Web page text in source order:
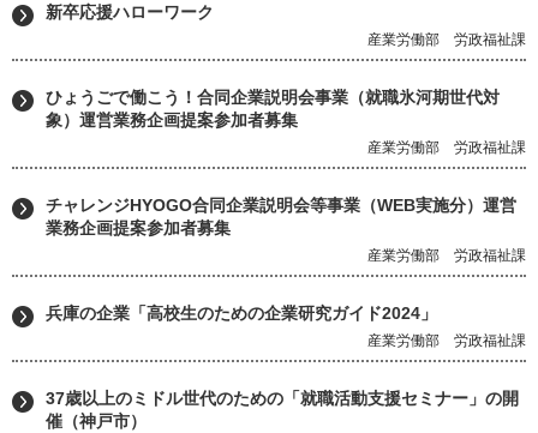
新卒応援ハローワーク
産業労働部 労政福祉課
ひょうごで働こう！合同企業説明会事業（就職氷河期世代対
象）運営業務企画提案参加者募集
産業労働部 労政福祉課
チャレンジHYOGO合同企業説明会等事業（WEB実施分）運営
業務企画提案参加者募集
産業労働部 労政福祉課
兵庫の企業「高校生のための企業研究ガイド2024」
産業労働部 労政福祉課
37歳以上のミドル世代のための「就職活動支援セミナー」の開
催（神戸市）